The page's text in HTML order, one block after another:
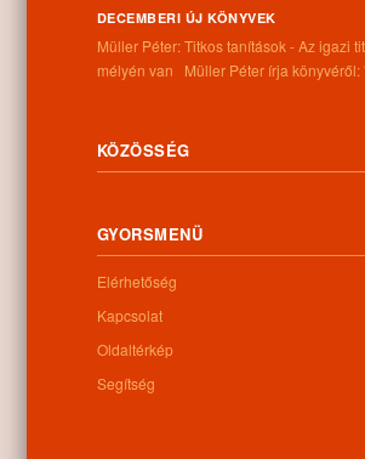
+36 52 206 031
Nyitva tartás:
Hétfő: 9:00-12:00 13:00-16:30
Csütörtök: 9:00-12:00 13:00-16:30
Péntek: 9:00-12:00 13:00-16:30
Hírlevél
DECEMBERI ÚJ KÖNYVEK
Müller Péter: Titkos tanítások - Az igazi
mélyén van Müller Péter írja könyvéről:
KÖZÖSSÉG
GYORSMENÜ
Elérhetőség
Kapcsolat
Oldaltérkép
Segítség